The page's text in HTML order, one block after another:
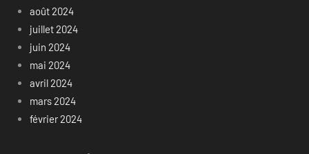
août 2024
juillet 2024
juin 2024
mai 2024
avril 2024
mars 2024
février 2024